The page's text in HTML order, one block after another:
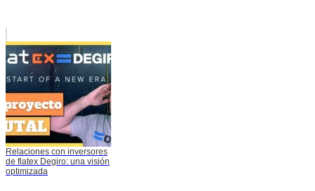
Relaciones con inversores
de flatex Degiro: una visión
optimizada